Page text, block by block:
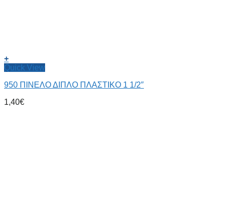
+
Quick View
950 ΠΙΝΕΛΟ ΔΙΠΛΟ ΠΛΑΣΤΙΚΟ 1 1/2″
1,40€